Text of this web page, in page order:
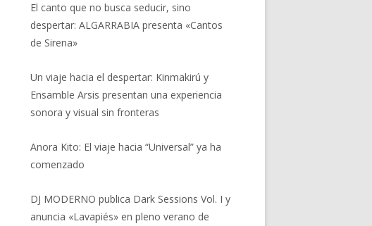
El canto que no busca seducir, sino
despertar: ALGARRABIA presenta «Cantos
de Sirena»
Un viaje hacia el despertar: Kinmakirú y
Ensamble Arsis presentan una experiencia
sonora y visual sin fronteras
Anora Kito: El viaje hacia “Universal” ya ha
comenzado
DJ MODERNO publica Dark Sessions Vol. I y
anuncia «Lavapiés» en pleno verano de